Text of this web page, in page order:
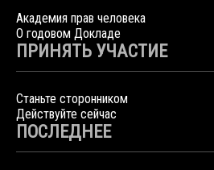
Академия прав человека
О годовом Докладе
ПРИНЯТЬ УЧАСТИЕ
Станьте сторонником
Действуйте сейчас
ПОСЛЕДНЕЕ